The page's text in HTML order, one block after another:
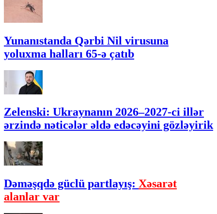
Yunanıstanda Qərbi Nil virusuna
yoluxma halları 65-ə çatıb
Zelenski: Ukraynanın 2026–2027-ci illər
ərzində nəticələr əldə edəcəyini gözləyirik
Dəməşqdə güclü partlayış: Xəsarət
alanlar var